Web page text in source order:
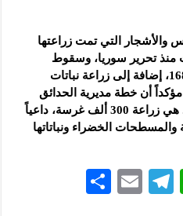
والأشجار التي تمت زراعتها
منذ تحرير سوريا، وسقوط
النظام البائد حتى اليوم بلغ 16800، إضافة إلى زراعة نباتات
80 ألف نبتة, مؤكداً أن خطة مديرية الحدائق
لزراعة النباتات الصيفية والورود هي زراعة 300 ألف غرسة، داعياً
والمسطحات الخضراء ونباتاتها
W
Te
E